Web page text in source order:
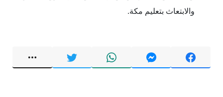
والابتعاث بتعليم مكة.